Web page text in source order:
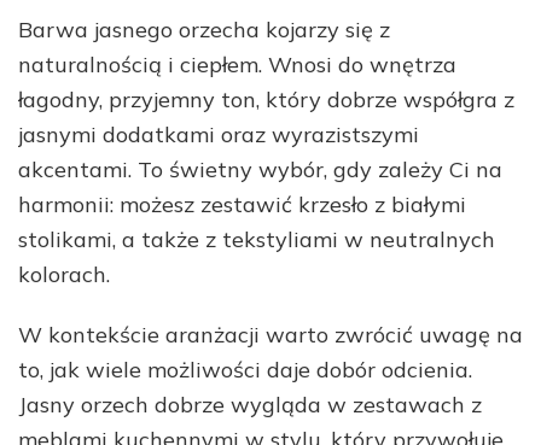
Barwa jasnego orzecha kojarzy się z
naturalnością i ciepłem. Wnosi do wnętrza
łagodny, przyjemny ton, który dobrze współgra z
jasnymi dodatkami oraz wyrazistszymi
akcentami. To świetny wybór, gdy zależy Ci na
harmonii: możesz zestawić krzesło z białymi
stolikami, a także z tekstyliami w neutralnych
kolorach.
W kontekście aranżacji warto zwrócić uwagę na
to, jak wiele możliwości daje dobór odcienia.
Jasny orzech dobrze wygląda w zestawach z